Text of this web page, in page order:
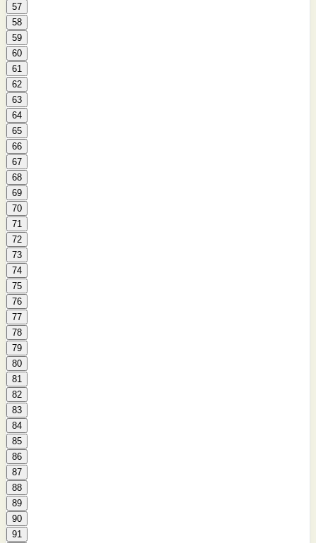
57
58
59
60
61
62
63
64
65
66
67
68
69
70
71
72
73
74
75
76
77
78
79
80
81
82
83
84
85
86
87
88
89
90
91